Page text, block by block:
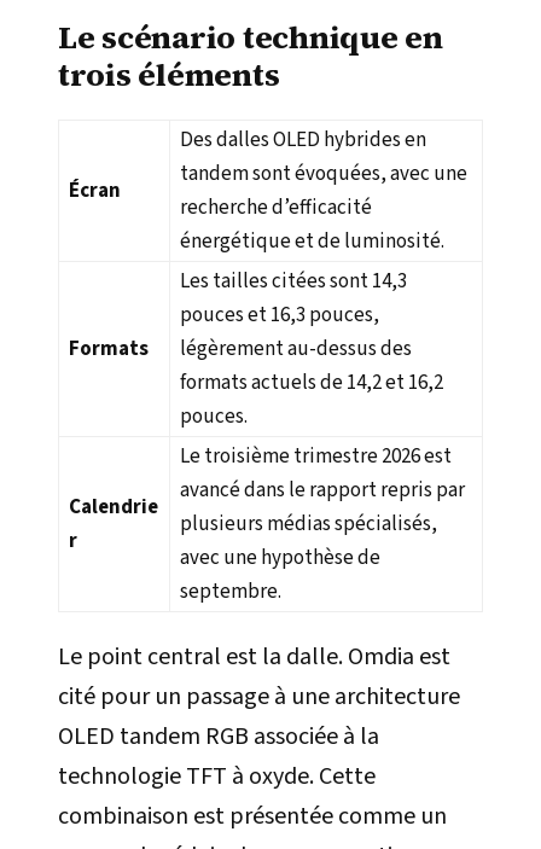
Le scénario technique en
trois éléments
Écran
Des dalles OLED hybrides en
tandem sont évoquées, avec une
recherche d’efficacité
énergétique et de luminosité.
Formats
Les tailles citées sont 14,3
pouces et 16,3 pouces,
légèrement au-dessus des
formats actuels de 14,2 et 16,2
pouces.
Calendrie
r
Le troisième trimestre 2026 est
avancé dans le rapport repris par
plusieurs médias spécialisés,
avec une hypothèse de
septembre.
Le point central est la dalle. Omdia est
cité pour un passage à une architecture
OLED tandem RGB associée à la
technologie TFT à oxyde. Cette
combinaison est présentée comme un